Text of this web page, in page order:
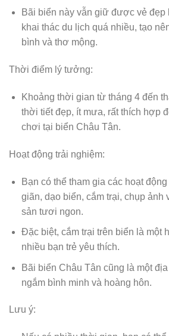
Bãi biển này vẫn giữ được vẻ đẹp
khai thác du lịch quá nhiều, tạo
bình và thơ mộng.
Thời điểm lý tưởng:
Khoảng thời gian từ tháng 4 đến
thời tiết đẹp, ít mưa, rất thích hợp
chơi tại biển Châu Tân.
Hoạt động trải nghiệm:
Bạn có thể tham gia các hoạt
giãn, dạo biển, cắm trại, chụp ảnh
sản tươi ngon.
Đặc biệt, cắm trại trên biển là một
nhiều bạn trẻ yêu thích.
Bãi biển Châu Tân cũng là một
ngắm bình minh và hoàng hôn.
Lưu ý: